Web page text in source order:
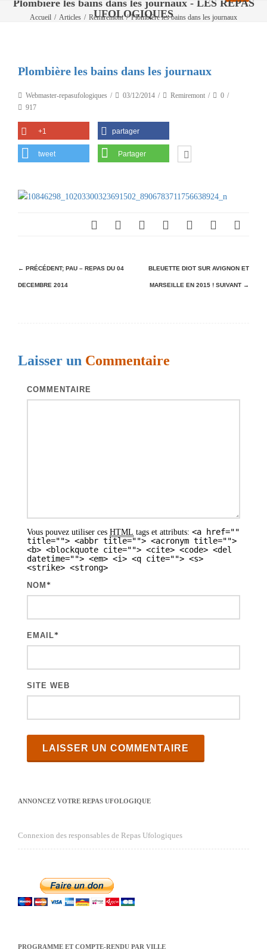
Plombière les bains dans les journaux - LES REPAS
UFOLOGIQUES
Accueil / Articles / Remiremont / Plombière les bains dans les journaux
Plombière les bains dans les journaux
Webmaster-repasufologiques 03/12/2014 Remiremont
0
917
+1 partager
tweet Partager
N
a
a
← PRÉCÉDENT; PAU – REPAS DU 04
DECEMBRE 2014
BLEUETTE DIOT SUR AVIGNON ET
MARSEILLE EN 2015 ! SUIVANT →
Laisser un Commentaire
COMMENTAIRE
Vous pouvez utiliser ces HTML tags et attributs: <a href=""
title=""> <abbr title=""> <acronym title="">
<b> <blockquote cite=""> <cite> <code> <del
datetime=""> <em> <i> <q cite=""> <s>
<strike> <strong>
NOM *
EMAIL*
SITE WEB
ANNONCEZ VOTRE REPAS UFOLOGIQUE
Connexion des responsables de Repas Ufologiques
PROGRAMME ET COMPTE-RENDU PAR VILLE